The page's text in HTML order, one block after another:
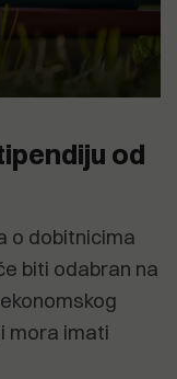
od
o dobitnicima
biti odabran na
mora imati